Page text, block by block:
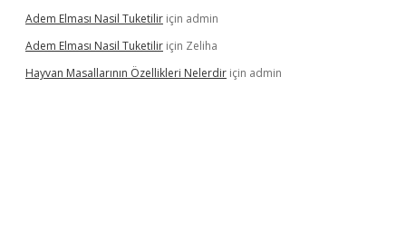
Adem Elması Nasil Tuketilir için admin
Adem Elması Nasil Tuketilir için Zeliha
Hayvan Masallarının Özellikleri Nelerdir için admin